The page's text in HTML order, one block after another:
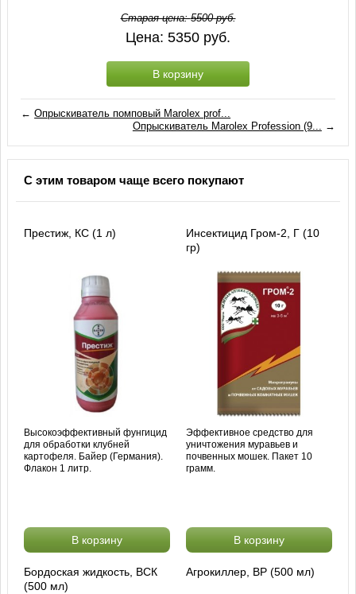
Старая цена:5500руб.
Цена: 5350 руб.
В корзину
←Опрыскиватель помповый Marolex prof...
Опрыскиватель Marolex Profession (9...
→
С этим товаром чаще всего покупают
Престиж, КС (1 л)
Высокоэффективный фунгицид
для обработки клубней
картофеля. Байер (Германия).
Флакон 1 литр.
В корзину
Инсектицид Гром-2, Г (10
гр)
Эффективное средство для
уничтожения муравьев и
почвенных мошек. Пакет 10
грамм.
В корзину
Бордоская жидкость, ВСК
(500 мл)
Агрокиллер, ВР (500 мл)